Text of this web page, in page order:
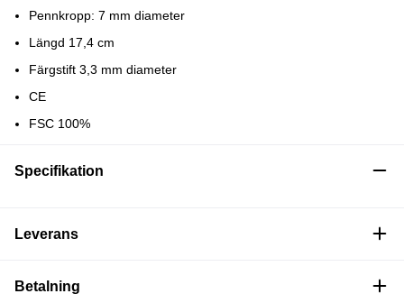
Pennkropp: 7 mm diameter
Längd 17,4 cm
Färgstift 3,3 mm diameter
CE
FSC 100%
Specifikation
Leverans
Betalning